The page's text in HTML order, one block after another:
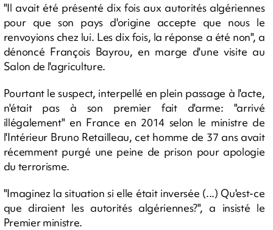
"Il avait été présenté dix fois aux autorités algériennes
pour que son pays d'origine accepte que nous le
renvoyions chez lui. Les dix fois, la réponse a été non", a
dénoncé François Bayrou, en marge d'une visite au
Salon de l'agriculture.
Pourtant le suspect, interpellé en plein passage à l'acte,
n'était pas à son premier fait d'arme: "arrivé
illégalement" en France en 2014 selon le ministre de
l'Intérieur Bruno Retailleau, cet homme de 37 ans avait
récemment purgé une peine de prison pour apologie
du terrorisme.
"Imaginez la situation si elle était inversée (...) Qu'est-ce
que diraient les autorités algériennes?", a insisté le
Premier ministre.